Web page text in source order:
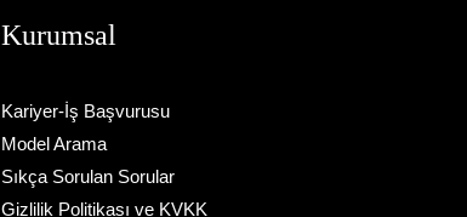
Kurumsal
Kariyer-İş Başvurusu
Model Arama
Sıkça Sorulan Sorular
Gizlilik Politikası ve KVKK